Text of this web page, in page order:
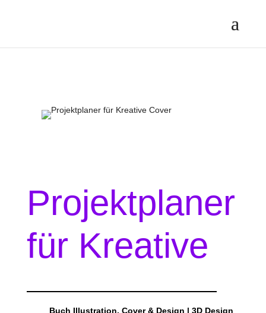
Projektplaner
für Kreative
Buch Illustration, Cover & Design | 3D Design